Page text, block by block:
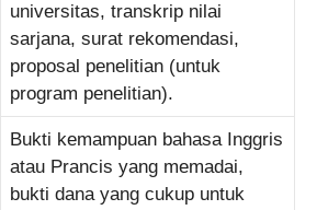
universitas, transkrip nilai
sarjana, surat rekomendasi,
proposal penelitian (untuk
program penelitian).
Bukti kemampuan bahasa Inggris
atau Prancis yang memadai,
bukti dana yang cukup untuk